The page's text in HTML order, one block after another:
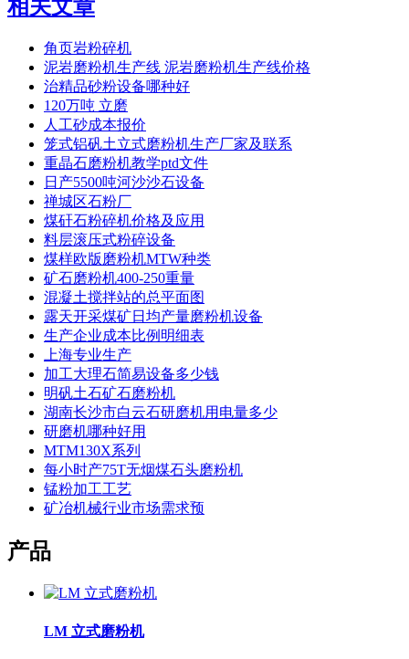
相关文章
角页岩粉碎机
泥岩磨粉机生产线 泥岩磨粉机生产线价格
治精品砂粉设备哪种好
120万吨 立磨
人工砂成本报价
笼式铝矾土立式磨粉机生产厂家及联系
重晶石磨粉机教学ptd文件
日产5500吨河沙沙石设备
禅城区石粉厂
煤矸石粉碎机价格及应用
料层滚压式粉碎设备
煤样欧版磨粉机MTW种类
矿石磨粉机400-250重量
混凝土搅拌站的总平面图
露天开采煤矿日均产量磨粉机设备
生产企业成本比例明细表
上海专业生产
加工大理石简易设备多少钱
明矾土石矿石磨粉机
湖南长沙市白云石研磨机用电量多少
研磨机哪种好用
MTM130X系列
每小时产75T无烟煤石头磨粉机
锰粉加工工艺
矿冶机械行业市场需求预
产品
LM 立式磨粉机